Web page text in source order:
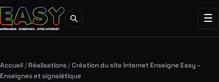
☰
Accueil / Réalisations /Création du site Internet Enseigne Easy –
Enseignes et signalétique